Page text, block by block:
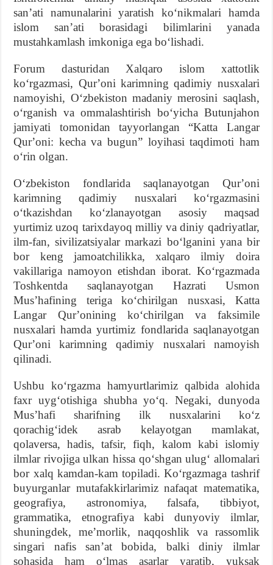
sanʼati namunalarini yaratish koʻnikmalari hamda
islom sanʼati borasidagi bilimlarini yanada
mustahkamlash imkoniga ega boʻlishadi.
Forum dasturidan Xalqaro islom xattotlik
koʻrgazmasi, Qurʼoni karimning qadimiy nusxalari
namoyishi, Oʻzbekiston madaniy merosini saqlash,
oʻrganish va ommalashtirish boʻyicha Butunjahon
jamiyati tomonidan tayyorlangan “Katta Langar
Qurʼoni: kecha va bugun” loyihasi taqdimoti ham
oʻrin olgan.
Oʻzbekiston fondlarida saqlanayotgan Qurʼoni
karimning qadimiy nusxalari koʻrgazmasini
oʻtkazishdan koʻzlanayotgan asosiy maqsad
yurtimiz uzoq tarixdayoq milliy va diniy qadriyatlar,
ilm-fan, sivilizatsiyalar markazi boʻlganini yana bir
bor keng jamoatchilikka, xalqaro ilmiy doira
vakillariga namoyon etishdan iborat. Koʻrgazmada
Toshkentda saqlanayotgan Hazrati Usmon
Musʼhafining teriga koʻchirilgan nusxasi, Katta
Langar Qurʼonining koʻchirilgan va faksimile
nusxalari hamda yurtimiz fondlarida saqlanayotgan
Qurʼoni karimning qadimiy nusxalari namoyish
qilinadi.
Ushbu koʻrgazma hamyurtlarimiz qalbida alohida
faxr uygʻotishiga shubha yoʻq. Negaki, dunyoda
Musʼhafi sharifning ilk nusxalarini koʻz
qorachigʻidek asrab kelayotgan mamlakat,
qolaversa, hadis, tafsir, fiqh, kalom kabi islomiy
ilmlar rivojiga ulkan hissa qoʻshgan ulugʻ allomalari
bor xalq kamdan-kam topiladi. Koʻrgazmaga tashrif
buyurganlar mutafakkirlarimiz nafaqat matematika,
geografiya, astronomiya, falsafa, tibbiyot,
grammatika, etnografiya kabi dunyoviy ilmlar,
shuningdek, meʼmorlik, naqqoshlik va rassomlik
singari nafis sanʼat bobida, balki diniy ilmlar
sohasida ham oʻlmas asarlar yaratib, yuksak